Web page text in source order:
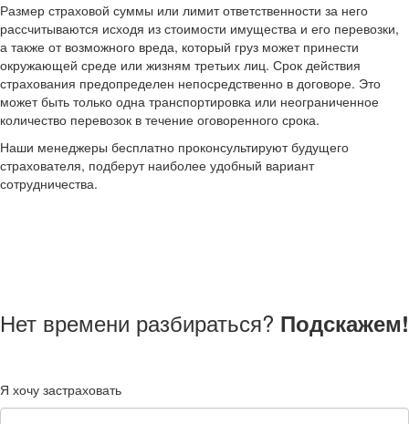
Размер страховой суммы или лимит ответственности за него
рассчитываются исходя из стоимости имущества и его перевозки,
а также от возможного вреда, который груз может принести
окружающей среде или жизням третьих лиц. Срок действия
страхования предопределен непосредственно в договоре. Это
может быть только одна транспортировка или неограниченное
количество перевозок в течение оговоренного срока.
Наши менеджеры бесплатно проконсультируют будущего
страхователя, подберут наиболее удобный вариант
сотрудничества.
Нет времени разбираться? Подскажем!
Я хочу застраховать